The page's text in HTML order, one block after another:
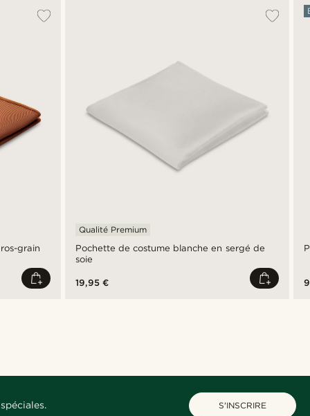
grain
Pochette de costume blanche en sergé de
soie
Qualité Premium
19,95 €
S'INSCRIRE